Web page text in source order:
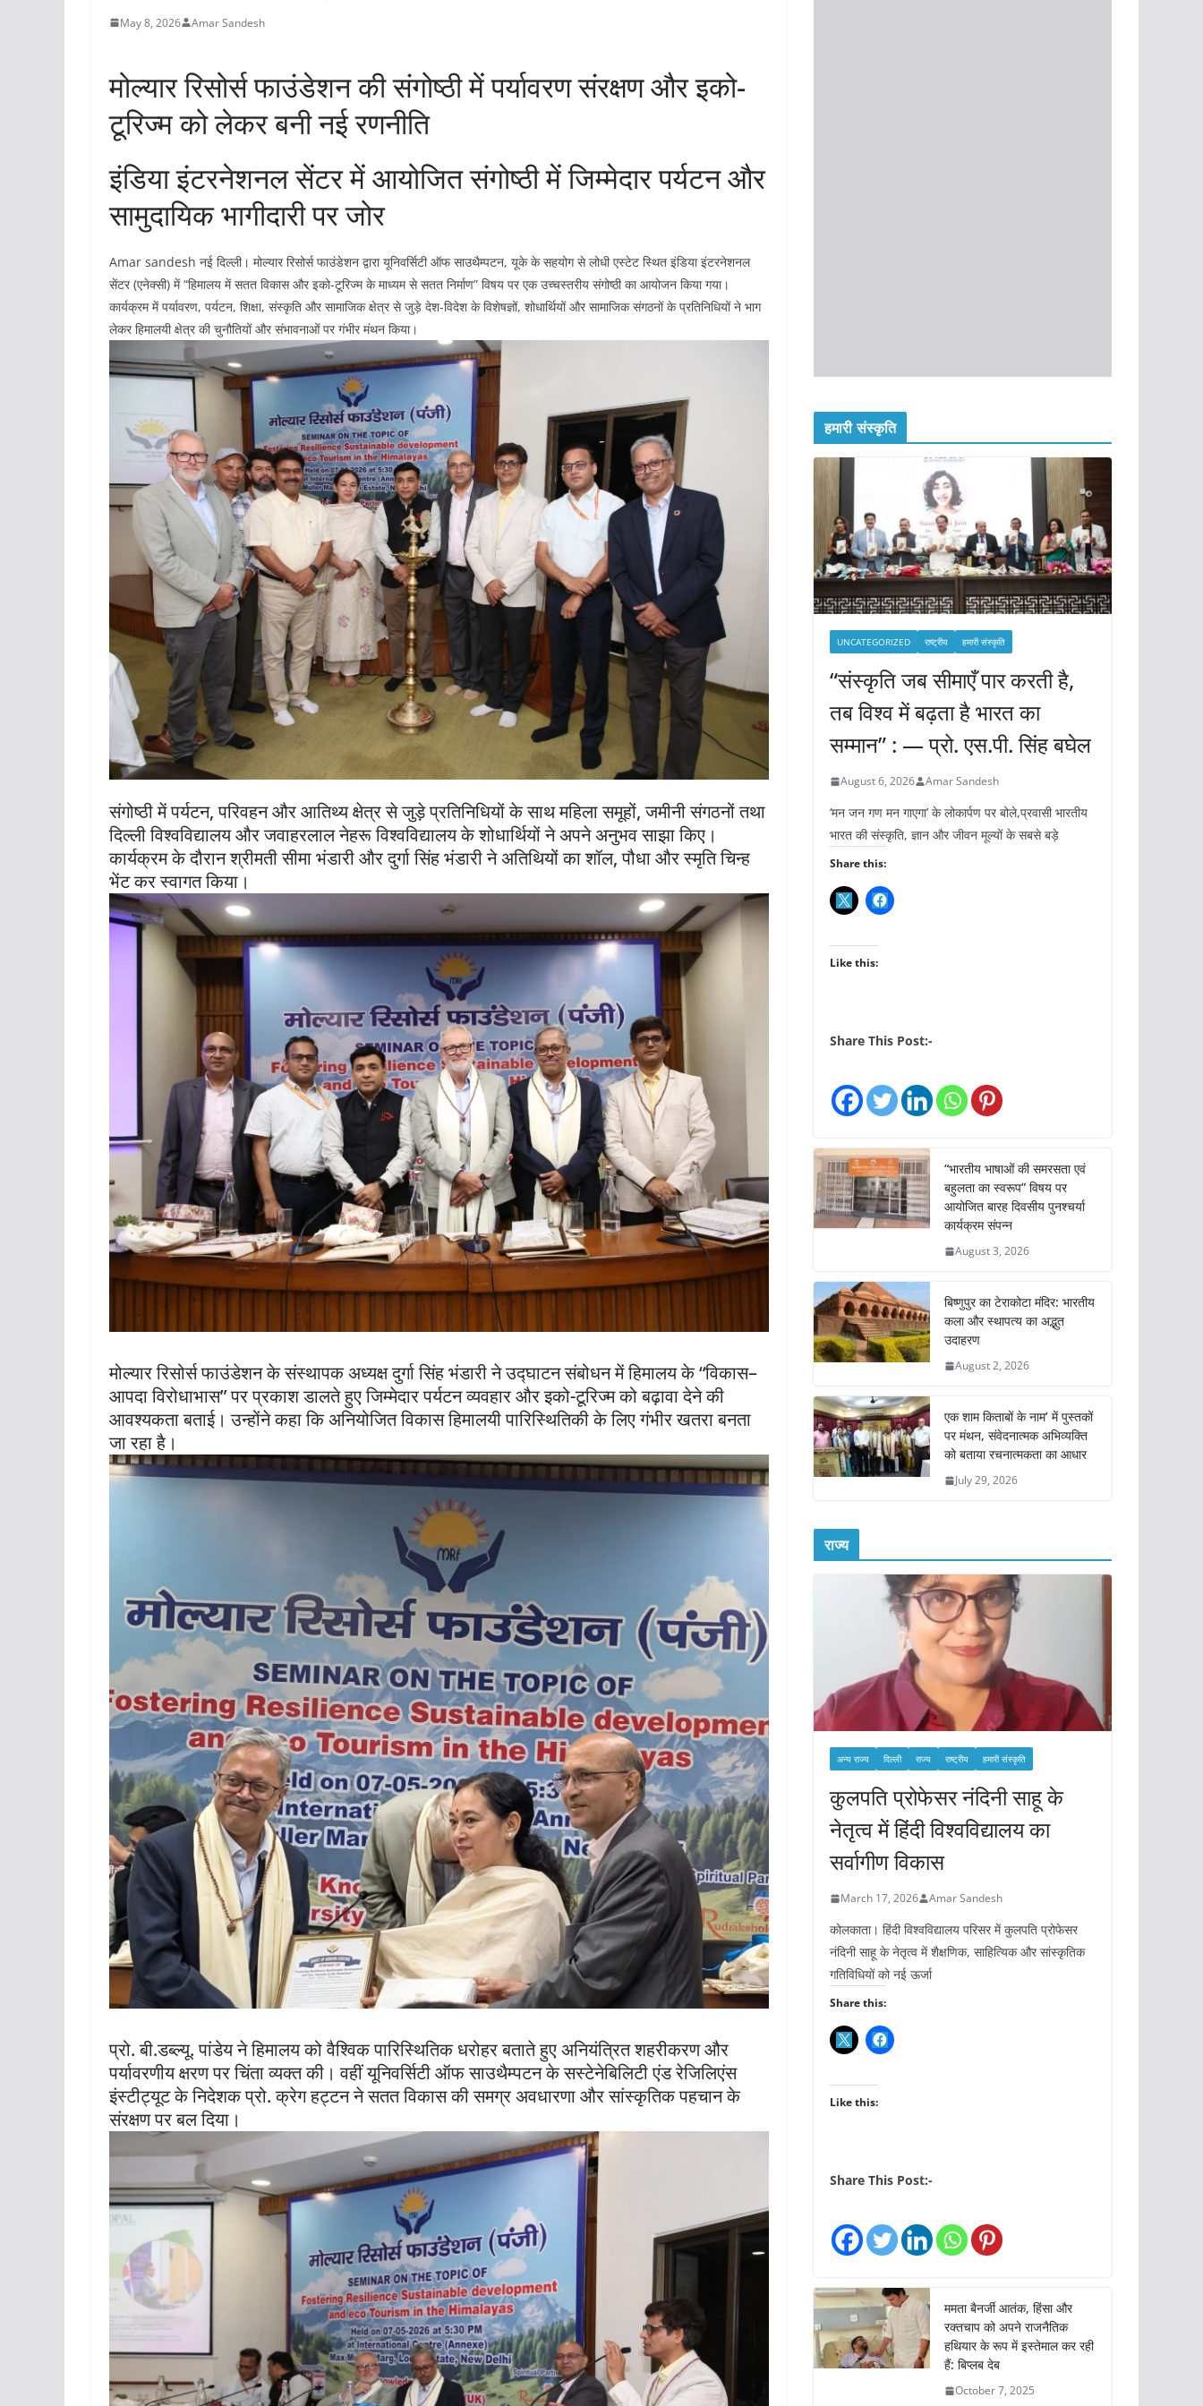
May 8, 2026 Amar Sandesh
मोल्यार रिसोर्स फाउंडेशन की संगोष्ठी में पर्यावरण संरक्षण और इको-
टूरिज्म को लेकर बनी नई रणनीति
इंडिया इंटरनेशनल सेंटर में आयोजित संगोष्ठी में जिम्मेदार पर्यटन और
सामुदायिक भागीदारी पर जोर
Amar sandesh नई दिल्ली। मोल्यार रिसोर्स फाउंडेशन द्वारा यूनिवर्सिटी ऑफ साउथैम्पटन, यूके के सहयोग से लोधी एस्टेट स्थित इंडिया इंटरनेशनल
सेंटर (एनेक्सी) में “हिमालय में सतत विकास और इको-टूरिज्म के माध्यम से सतत निर्माण” विषय पर एक उच्चस्तरीय संगोष्ठी का आयोजन किया गया।
कार्यक्रम में पर्यावरण, पर्यटन, शिक्षा, संस्कृति और सामाजिक क्षेत्र से जुड़े देश-विदेश के विशेषज्ञों, शोधार्थियों और सामाजिक संगठनों के प्रतिनिधियों ने भाग
लेकर हिमालयी क्षेत्र की चुनौतियों और संभावनाओं पर गंभीर मंथन किया।
संगोष्ठी में पर्यटन, परिवहन और आतिथ्य क्षेत्र से जुड़े प्रतिनिधियों के साथ महिला समूहों, जमीनी संगठनों तथा
दिल्ली विश्वविद्यालय और जवाहरलाल नेहरू विश्वविद्यालय के शोधार्थियों ने अपने अनुभव साझा किए।
कार्यक्रम के दौरान श्रीमती सीमा भंडारी और दुर्गा सिंह भंडारी ने अतिथियों का शॉल, पौधा और स्मृति चिन्ह
भेंट कर स्वागत किया।
मोल्यार रिसोर्स फाउंडेशन के संस्थापक अध्यक्ष दुर्गा सिंह भंडारी ने उद्घाटन संबोधन में हिमालय के “विकास–
आपदा विरोधाभास” पर प्रकाश डालते हुए जिम्मेदार पर्यटन व्यवहार और इको-टूरिज्म को बढ़ावा देने की
आवश्यकता बताई। उन्होंने कहा कि अनियोजित विकास हिमालयी पारिस्थितिकी के लिए गंभीर खतरा बनता
जा रहा है।
प्रो. बी.डब्ल्यू. पांडेय ने हिमालय को वैश्विक पारिस्थितिक धरोहर बताते हुए अनियंत्रित शहरीकरण और
पर्यावरणीय क्षरण पर चिंता व्यक्त की। वहीं यूनिवर्सिटी ऑफ साउथैम्पटन के सस्टेनेबिलिटी एंड रेजिलिएंस
इंस्टीट्यूट के निदेशक प्रो. क्रेग हट्टन ने सतत विकास की समग्र अवधारणा और सांस्कृतिक पहचान के
संरक्षण पर बल दिया।
हमारी संस्कृति
UNCATEGORIZED राष्ट्रीय हमारी संस्कृति
“संस्कृति जब सीमाएँ पार करती है,
तब विश्व में बढ़ता है भारत का
सम्मान” : — प्रो. एस.पी. सिंह बघेल
August 6, 2026 Amar Sandesh
‘मन जन गण मन गाएगा’ के लोकार्पण पर बोले,प्रवासी भारतीय
भारत की संस्कृति, ज्ञान और जीवन मूल्यों के सबसे बड़े
Share this:
Like this:
Share This Post:-
“भारतीय भाषाओं की समरसता एवं
बहुलता का स्वरूप” विषय पर
आयोजित बारह दिवसीय पुनश्चर्या
कार्यक्रम संपन्न
August 3, 2026
बिष्णुपुर का टेराकोटा मंदिर: भारतीय
कला और स्थापत्य का अद्भुत
उदाहरण
August 2, 2026
एक शाम किताबों के नाम’ में पुस्तकों
पर मंथन, संवेदनात्मक अभिव्यक्ति
को बताया रचनात्मकता का आधार
July 29, 2026
राज्य
अन्य राज्य दिल्ली राज्य राष्ट्रीय हमारी संस्कृति
कुलपति प्रोफेसर नंदिनी साहू के
नेतृत्व में हिंदी विश्वविद्यालय का
सर्वागीण विकास
March 17, 2026 Amar Sandesh
कोलकाता। हिंदी विश्वविद्यालय परिसर में कुलपति प्रोफेसर
नंदिनी साहू के नेतृत्व में शैक्षणिक, साहित्यिक और सांस्कृतिक
गतिविधियों को नई ऊर्जा
Share this:
Like this:
Share This Post:-
ममता बैनर्जी आतंक, हिंसा और
रक्तचाप को अपने राजनैतिक
हथियार के रूप में इस्तेमाल कर रही
हैं: बिप्लब देब
October 7, 2025